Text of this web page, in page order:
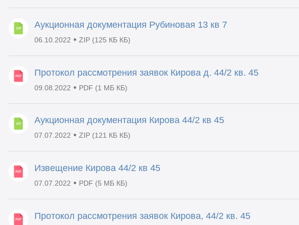
Аукционная документация Рубиновая 13 кв 7
06.10.2022 •ZIP (125 КБ КБ)
Протокол рассмотрения заявок Кирова д. 44/2 кв. 45
09.08.2022 • PDF (1 МБ КБ)
Аукционная документация Кирова 44/2 кв 45
07.07.2022 •ZIP (121 КБ КБ)
Извещение Кирова 44/2 кв 45
07.07.2022 • PDF (5 МБ КБ)
Протокол рассмотрения заявок Кирова, 44/2 кв. 45